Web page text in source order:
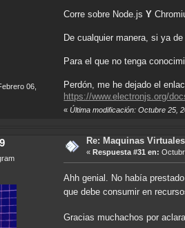
06,
Corre sobre Node.jsY
De cualquier manera, si ya
Para el que no tenga
Perdón, me he dejado el
https://www.electronjs.org/
«Última modificación: Octubre 25,
Re: Maquinas Virtuales
« Respuesta #31 en:
Ahh genial. No había
que debe consumir en
Gracias muchachos por